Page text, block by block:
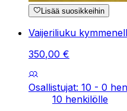
Lisää suosikkeihin
Vaijeriliuku
350,00 €
Osallistujat: 10 - 0
10 henkilölle